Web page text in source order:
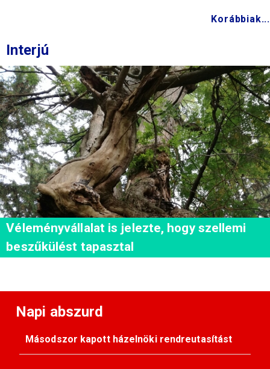
Korábbiak...
Interjú
Véleményvállalat is jelezte, hogy szellemi
beszűkülést tapasztal
Napi abszurd
Másodszor kapott házelnöki rendreutasítást